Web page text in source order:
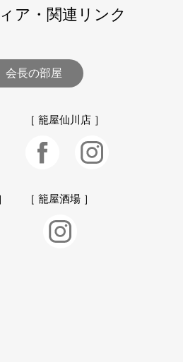
ア・関連リンク
会長の部屋
［ 籠屋仙川店 ］
［ 籠屋酒場 ］